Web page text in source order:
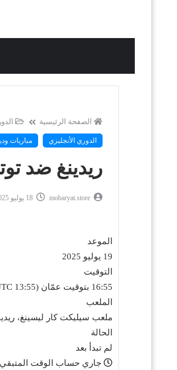
الصفحة الرئيسية
الدوري الأنجليزي مباريات
ريدينغ ضد
mobaryat.store 18 يوليو 2025
الموعد
19 يوليو 2025
التوقيت
16:55 بتوقيت عمّان (13:55 UTC)
الملعب
ملعب سيليكت كار ليسينغ،
الحالة
لم تبدأ بعد
جاري حساب الوقت